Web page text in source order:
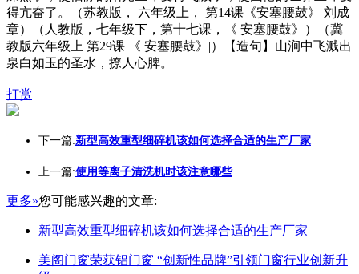
得亢奋了。（苏教版， 六年级上， 第14课《安塞腰鼓》 刘成
章）（人教版，七年级下，第十七课，《 安塞腰鼓》）（冀
教版六年级上 第29课 《 安塞腰鼓》|）【造句】山涧中飞溅出
泉白如玉的圣水，撩人心脾。
打赏
下一篇:新型高效重型细碎机该如何选择合适的生产厂家
上一篇:使用等离子清洗机时该注意哪些
更多»您可能感兴趣的文章:
新型高效重型细碎机该如何选择合适的生产厂家
美阁门窗荣获铝门窗 “创新性品牌”引领门窗行业创新升